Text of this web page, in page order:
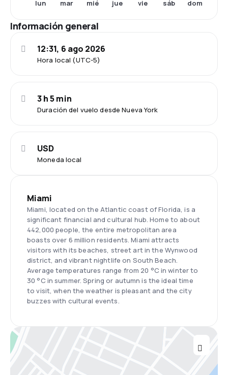
lun mar mié jue vie sáb dom
Información general
Hora local (UTC-5)
12:31, 6 ago 2026
Duración del vuelo desde Nueva York
3 h 5 min
Moneda local
USD
Miami
Miami, located on the Atlantic coast of Florida, is a
significant financial and cultural hub. Home to about
442,000 people, the entire metropolitan area
boasts over 6 million residents. Miami attracts
visitors with its beaches, street art in the Wynwood
district, and vibrant nightlife on South Beach.
Average temperatures range from 20 °C in winter to
30 °C in summer. Spring or autumn is the ideal time
to visit, when the weather is pleasant and the city
buzzes with cultural events.